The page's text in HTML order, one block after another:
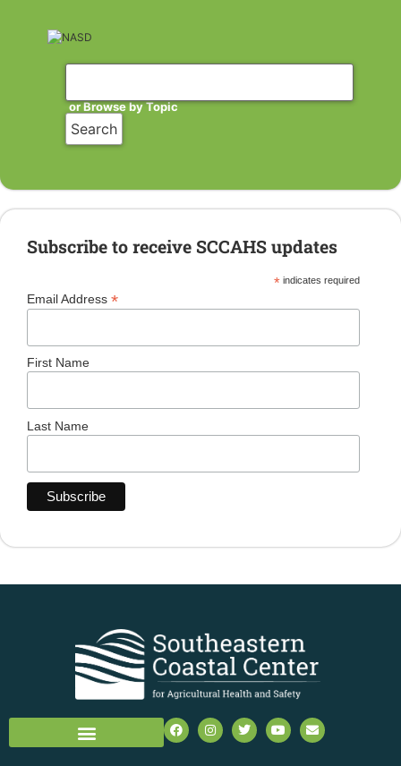
or Browse by Topic
Subscribe to receive SCCAHS updates
* indicates required
Email Address *
First Name
Last Name